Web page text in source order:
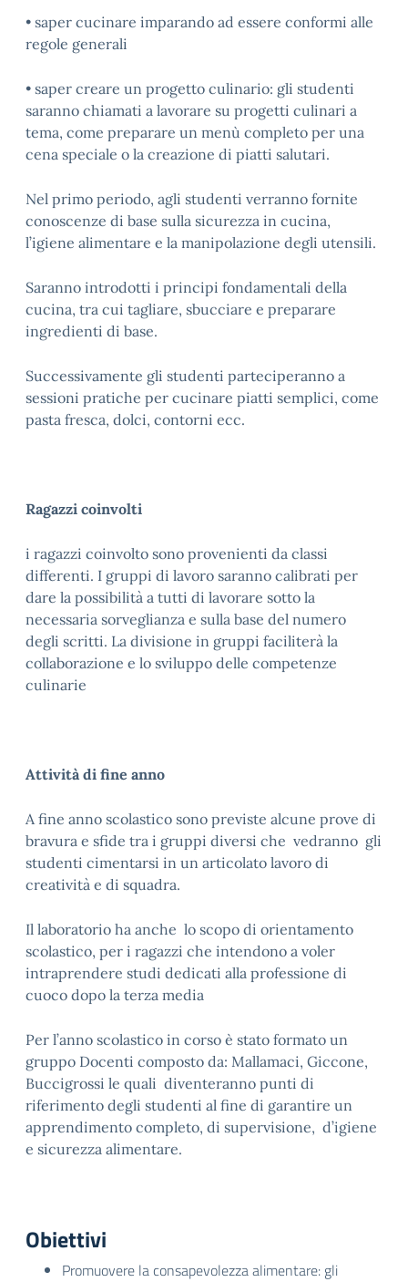
• saper cucinare imparando ad essere conformi alle
regole generali
• saper creare un progetto culinario: gli studenti
saranno chiamati a lavorare su progetti culinari a
tema, come preparare un menù completo per una
cena speciale o la creazione di piatti salutari.
Nel primo periodo, agli studenti verranno fornite
conoscenze di base sulla sicurezza in cucina,
l’igiene alimentare e la manipolazione degli utensili.
Saranno introdotti i principi fondamentali della
cucina, tra cui tagliare, sbucciare e preparare
ingredienti di base.
Successivamente gli studenti parteciperanno a
sessioni pratiche per cucinare piatti semplici, come
pasta fresca, dolci, contorni ecc.
Ragazzi coinvolti
i ragazzi coinvolto sono provenienti da classi
differenti. I gruppi di lavoro saranno calibrati per
dare la possibilità a tutti di lavorare sotto la
necessaria sorveglianza e sulla base del numero
degli scritti. La divisione in gruppi faciliterà la
collaborazione e lo sviluppo delle competenze
culinarie
Attività di fine anno
A fine anno scolastico sono previste alcune prove di
bravura e sfide tra i gruppi diversi che vedranno gli
studenti cimentarsi in un articolato lavoro di
creatività e di squadra.
Il laboratorio ha anche lo scopo di orientamento
scolastico, per i ragazzi che intendono a voler
intraprendere studi dedicati alla professione di
cuoco dopo la terza media
Per l’anno scolastico in corso è stato formato un
gruppo Docenti composto da: Mallamaci, Giccone,
Buccigrossi le quali diventeranno punti di
riferimento degli studenti al fine di garantire un
apprendimento completo, di supervisione, d’igiene
e sicurezza alimentare.
Obiettivi
Promuovere la consapevolezza alimentare: gli